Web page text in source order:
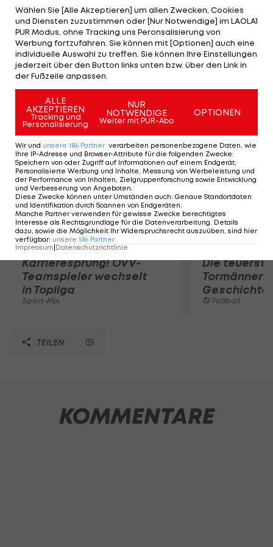
3 gesetzte Französin unterliegt US-Wildcard-
Spielerin Shelby Rogers 5:7, 6:4, 4:6. Mit Madison
Keys (USA/7), die gegen Kurumi Nara (JAP) mit 5:7,
3:6 das Nachsehen hat, scheitert eine weitere
Top-Spielerin. Kuznetsova (RUS/6) besiegt Hercog
(SLO) 6:3, 6:2.
Mehr zum Thema
Karrieresprung! ÖVV-
Teamspieler wechselt
in Topliga
Sport-Mix
Die
Tormänner
Geschichte
Fußball
TEILEN
KOMMENTARE
Wählen Sie [Alle Akzeptieren] um allen Zwecken, Cookies
und Diensten zuzustimmen oder [Nur Notwendige] im LAOLA1
PUR Modus, ohne Tracking uns Peronsalisierung von
Werbung fortzufahren. Sie können mit [Optionen] auch eine
individuelle Auswahl zu treffen. Sie können Ihre Einstellungen
jederzeit über den Button links unten bzw. über den Link in
der Fußzeile anpassen.
ALLE
AKZEPTIEREN
Tracking und
Personalisierung
NUR
NOTWENDIGE
Weiter mit PUR-Abo
OPTIONEN
Wir und unsere 186 Partner verarbeiten personenbezogene Daten, wie
Ihre IP-Adresse und Browser-Attribute für die folgenden Zwecke:
Speichern von oder Zugriff auf Informationen auf einem Endgerät;
Personalisierte Werbung und Inhalte, Messung von Werbeleistung und
der Performance von Inhalten, Zielgruppenforschung sowie Entwicklung
und Verbesserung von Angeboten.
Diese Zwecke können unter Umständen auch: Genaue Standortdaten
und Identifikation durch Scannen von Endgeräten.
Manche Partner verwenden für gewisse Zwecke berechtigtes
Interesse als Rechtsgrundlage für die Datenverarbeitung. Details
dazu, sowie die Möglichkeit Ihr Widerspruchsrecht auszuüben, sind hier
verfügbar: unsere 186 Partner
Impressum Datenschutzrichtlinie